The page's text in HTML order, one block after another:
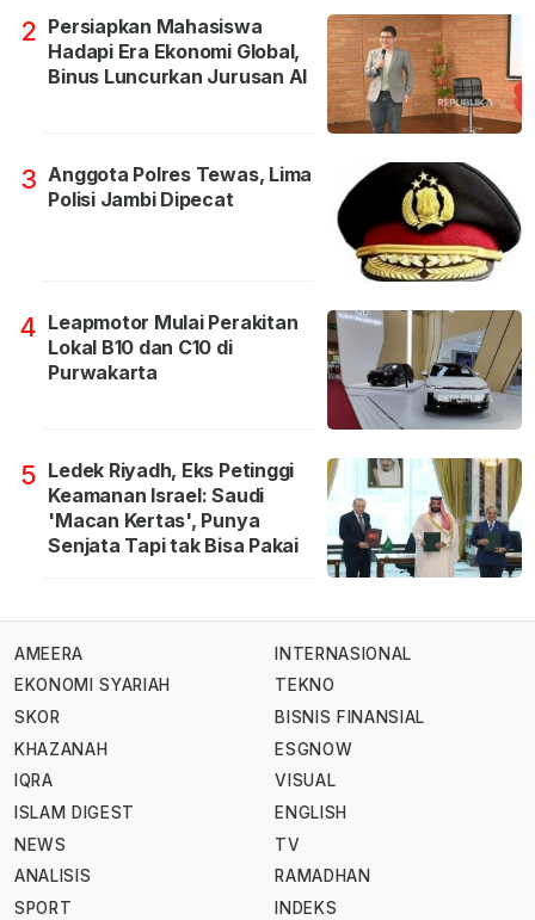
2 Persiapkan Mahasiswa
Hadapi Era Ekonomi Global,
Binus Luncurkan Jurusan AI
3 Anggota Polres Tewas, Lima
Polisi Jambi Dipecat
4 Leapmotor Mulai Perakitan
Lokal B10 dan C10 di
Purwakarta
5 Ledek Riyadh, Eks Petinggi
Keamanan Israel: Saudi
'Macan Kertas', Punya
Senjata Tapi tak Bisa Pakai
AMEERA
EKONOMI SYARIAH
SKOR
KHAZANAH
IQRA
ISLAM DIGEST
NEWS
ANALISIS
SPORT
INTERNASIONAL
TEKNO
BISNIS FINANSIAL
ESGNOW
VISUAL
ENGLISH
TV
RAMADHAN
INDEKS